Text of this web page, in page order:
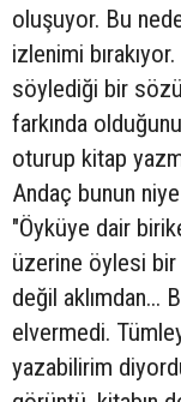
oluşuyor. Bu
izlenimi
söylediği bir sözü
farkında
oturup kitap
Andaç bunun niye
"Öyküye dair
üzerine öylesi
değil aklımdan...
elvermedi.
yazabilirim